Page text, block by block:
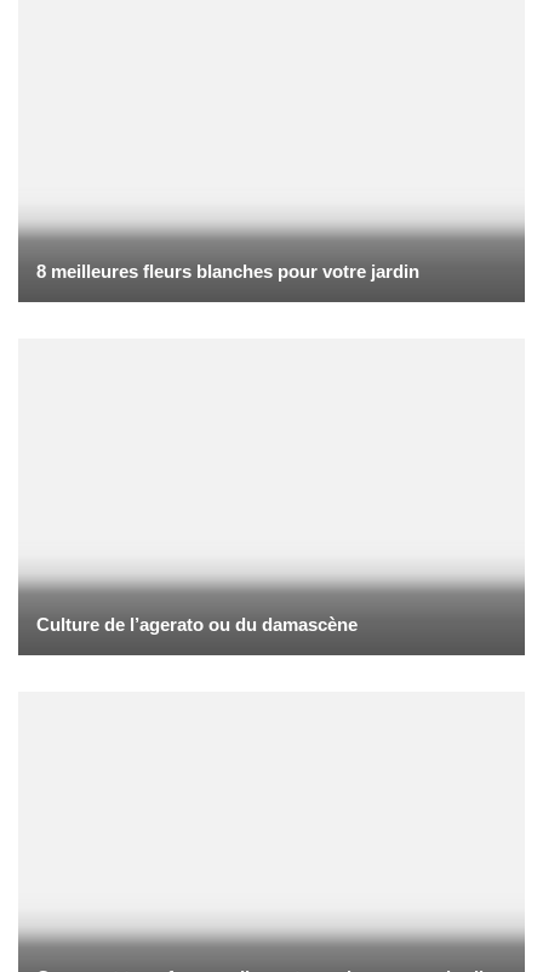
8 meilleures fleurs blanches pour votre jardin
Culture de l’agerato ou du damascène